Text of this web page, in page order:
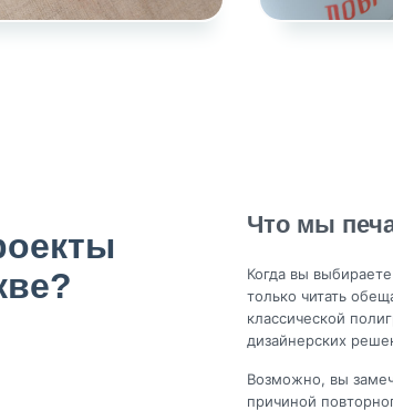
Что мы
Когда вы
только читать
классической
дизайнерских
Возможно, вы
причиной